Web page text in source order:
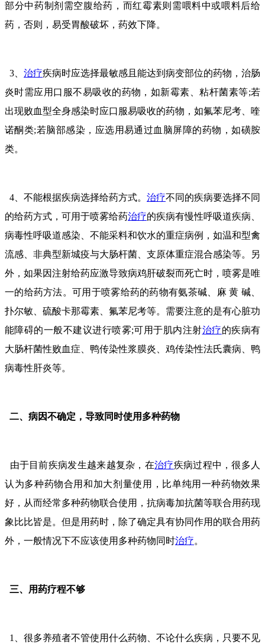
部分中药制剂需空腹给药，而红霉素则需喂料中或喂料后给
药，否则，易受胃酸破坏，药效下降。
3、 治疗疾病时应选择最敏感且能达到病变部位的药物，治肠
炎时需应用口服不易吸收的药物，如新霉素、粘杆菌素等;若
出现败血型全身感染时应口服易吸收的药物，如氟苯尼考、喹
诺酮类;若脑部感染，应选用易通过血脑屏障的药物，如磺胺
类。
4、不能根据疾病选择给药方式。 治疗不同的疾病要选择不同
的给药方式，可用于喷雾给药治疗的疾病有慢性呼吸道疾病、
病毒性呼吸道感染、不能采料和饮水的重症病例，如温和型禽
流感、非典型新城疫与大肠杆菌、支原体重症混合感染等。另
外，如果因注射给药应激导致病鸡肝破裂而死亡时，喷雾是唯
一的给药方法。可用于喷雾给药的药物有氨茶碱、麻 黄 碱、
扑尔敏、硫酸卡那霉素、氟苯尼考等。需要注意的是有心脏功
能障碍的一般不建议进行喷雾;可用于肌内注射治疗的疾病有
大肠杆菌性败血症、鸭传染性浆膜炎、鸡传染性法氏囊病、鸭
病毒性肝炎等。
二、病因不确定，导致同时使用多种药物
由于目前疾病发生越来越复杂，在治疗疾病过程中，很多人
认为多种药物合用和加大剂量使用，比单纯用一种药物效果
好，从而经常多种药物联合使用，抗病毒加抗菌等联合用药现
象比比皆是。但是用药时，除了确定具有协同作用的联合用药
外，一般情况下不应该使用多种药物同时治疗。
三、用药疗程不够
1、很多养殖者不管使用什么药物、不论什么疾病，只要不见